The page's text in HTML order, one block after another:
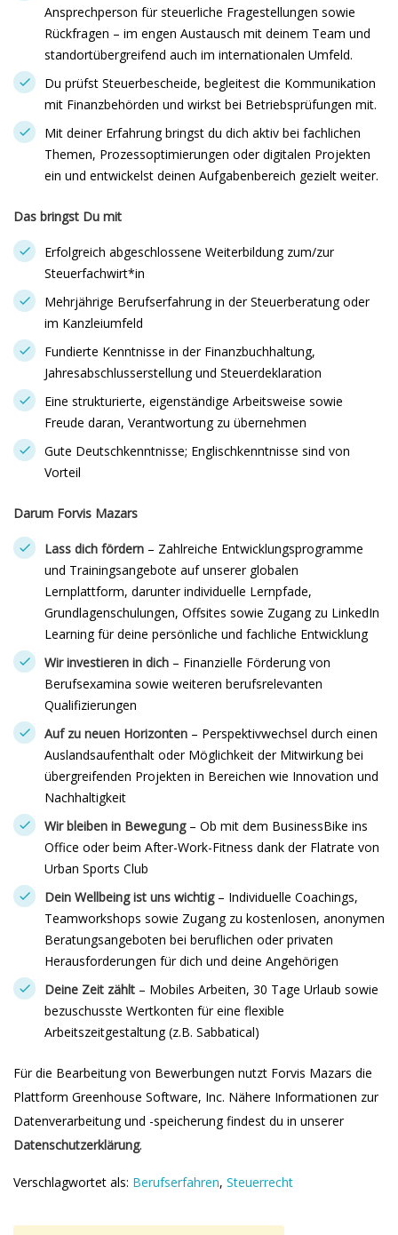
Ansprechperson für steuerliche Fragestellungen sowie
Rückfragen – im engen Austausch mit deinem Team und
standortübergreifend auch im internationalen Umfeld.
Du prüfst Steuerbescheide, begleitest die Kommunikation
mit Finanzbehörden und wirkst bei Betriebsprüfungen mit.
Mit deiner Erfahrung bringst du dich aktiv bei fachlichen
Themen, Prozessoptimierungen oder digitalen Projekten
ein und entwickelst deinen Aufgabenbereich gezielt weiter.
Das bringst Du mit
Erfolgreich abgeschlossene Weiterbildung zum/zur
Steuerfachwirt*in
Mehrjährige Berufserfahrung in der Steuerberatung oder
im Kanzleiumfeld
Fundierte Kenntnisse in der Finanzbuchhaltung,
Jahresabschlusserstellung und Steuerdeklaration
Eine strukturierte, eigenständige Arbeitsweise sowie
Freude daran, Verantwortung zu übernehmen
Gute Deutschkenntnisse; Englischkenntnisse sind von
Vorteil
Darum Forvis Mazars
Lass dich fördern – Zahlreiche Entwicklungsprogramme
und Trainingsangebote auf unserer globalen
Lernplattform, darunter individuelle Lernpfade,
Grundlagenschulungen, Offsites sowie Zugang zu LinkedIn
Learning für deine persönliche und fachliche Entwicklung
Wir investieren in dich – Finanzielle Förderung von
Berufsexamina sowie weiteren berufsrelevanten
Qualifizierungen
Auf zu neuen Horizonten – Perspektivwechsel durch einen
Auslandsaufenthalt oder Möglichkeit der Mitwirkung bei
übergreifenden Projekten in Bereichen wie Innovation und
Nachhaltigkeit
Wir bleiben in Bewegung– Ob mit dem BusinessBike ins
Office oder beim After-Work-Fitness dank der Flatrate von
Urban Sports Club
Dein Wellbeing ist uns wichtig – Individuelle Coachings,
Teamworkshops sowie Zugang zu kostenlosen, anonymen
Beratungsangeboten bei beruflichen oder privaten
Herausforderungen für dich und deine Angehörigen
Deine Zeit zählt – Mobiles Arbeiten, 30 Tage Urlaub sowie
bezuschusste Wertkonten für eine flexible
Arbeitszeitgestaltung (z.B. Sabbatical)
Für die Bearbeitung von Bewerbungen nutzt Forvis Mazars die
Plattform Greenhouse Software, Inc. Nähere Informationen zur
Datenverarbeitung und -speicherung findest du in unserer
Datenschutzerklärung.
Verschlagwortet als: Berufserfahren, Steuerrecht